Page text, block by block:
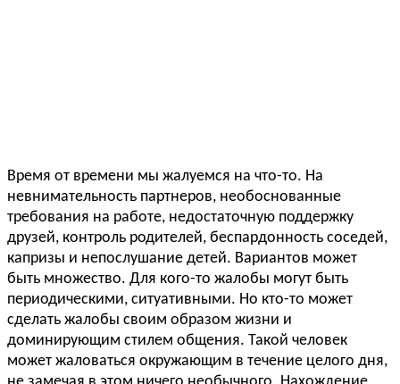
Время от времени мы жалуемся на что-то. На
невнимательность партнеров, необоснованные
требования на работе, недостаточную поддержку
друзей, контроль родителей, беспардонность соседей,
капризы и непослушание детей. Вариантов может
быть множество. Для кого-то жалобы могут быть
периодическими, ситуативными. Но кто-то может
сделать жалобы своим образом жизни и
доминирующим стилем общения. Такой человек
может жаловаться окружающим в течение целого дня,